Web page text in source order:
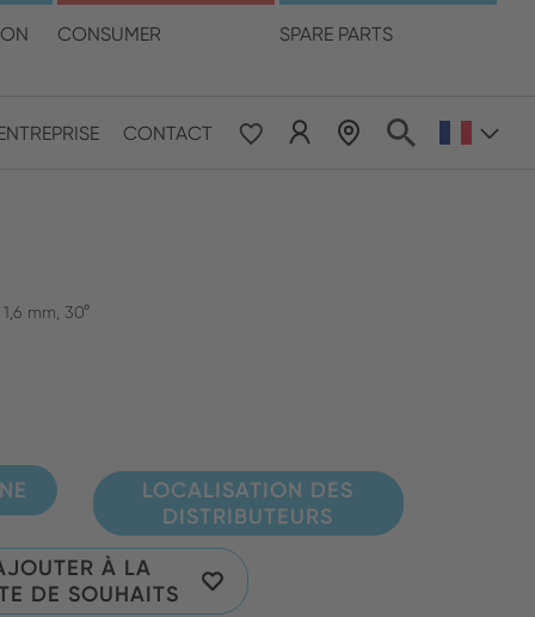
CONSUMER SPARE PARTS
CONTACT
langue
& Pacific
East & Africa
mm, 30°
LOCALISATION DES
DISTRIBUTEURS
À LA
DE SOUHAITS